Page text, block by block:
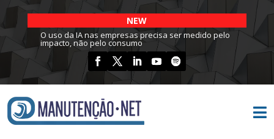
NEW
O uso da IA nas empresas precisa ser medido pelo
impacto, não pelo consumo
